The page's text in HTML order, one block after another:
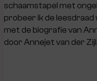
schaamstapel met
probeer ik de
met de biografie van
door Annejet van der Zijl.